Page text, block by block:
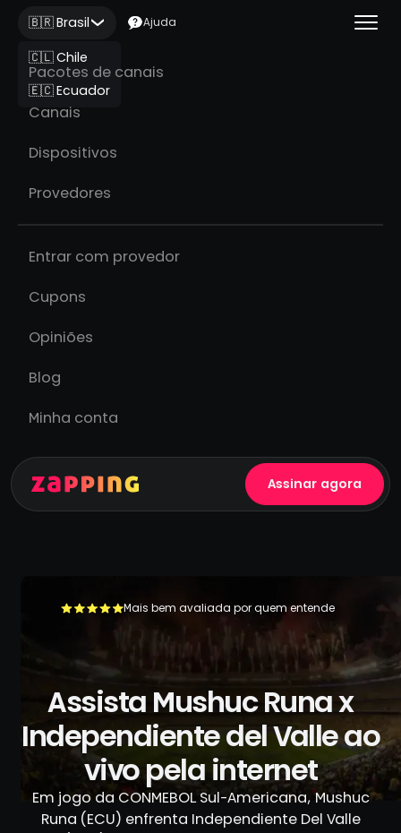
🇧🇷 Brasil
🇨🇱 Chile
🇪🇨 Ecuador
Ajuda
Pacotes de canais
Canais
Dispositivos
Provedores
Entrar com provedor
Cupons
Opiniões
Blog
Minha conta
Assinar agora
Mais bem avaliada por quem entende
+500.000 usuários já se livraram da TV a cabo
Assista Mushuc Runa x
Independiente del Valle ao
vivo pela internet
Em jogo da CONMEBOL Sul-Americana, Mushuc
Runa (ECU) enfrenta Independiente Del Valle